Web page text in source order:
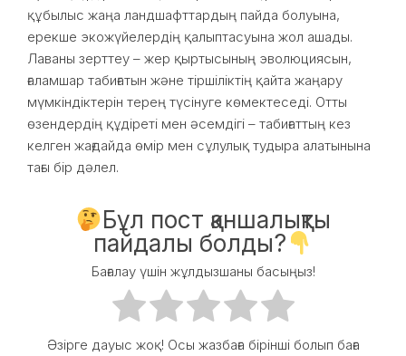
құбылыс жаңа ландшафттардың пайда болуына,
ерекше экожүйелердің қалыптасуына жол ашады.
Лаваны зерттеу – жер қыртысының эволюциясын,
ғаламшар табиғатын және тіршіліктің қайта жаңару
мүмкіндіктерін терең түсінуге көмектеседі. Отты
өзендердің құдіреті мен әсемдігі – табиғаттың кез
келген жағдайда өмір мен сұлулық тудыра алатынына
тағы бір дәлел.
Бұл пост қаншалықты
пайдалы болды?
Бағалау үшін жұлдызшаны басыңыз!
Әзірге дауыс жоқ! Осы жазбаға бірінші болып баға